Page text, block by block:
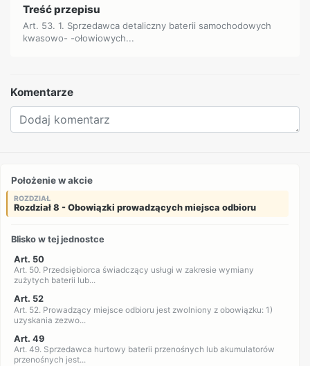
Treść przepisu
Art. 53. 1. Sprzedawca detaliczny baterii samochodowych
kwasowo- -ołowiowych...
Komentarze
Położenie w akcie
ROZDZIAŁ
Rozdział 8 - Obowiązki prowadzących miejsca odbioru
Blisko w tej jednostce
Art. 50
Art. 50. Przedsiębiorca świadczący usługi w zakresie wymiany
zużytych baterii lub...
Art. 52
Art. 52. Prowadzący miejsce odbioru jest zwolniony z obowiązku: 1)
uzyskania zezwo...
Art. 49
Art. 49. Sprzedawca hurtowy baterii przenośnych lub akumulatorów
przenośnych jest...